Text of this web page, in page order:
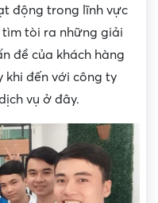
động trong lĩnh vực
tìm tòi ra những giải
đề của khách hàng
khi đến với công ty
vụ ở đây.